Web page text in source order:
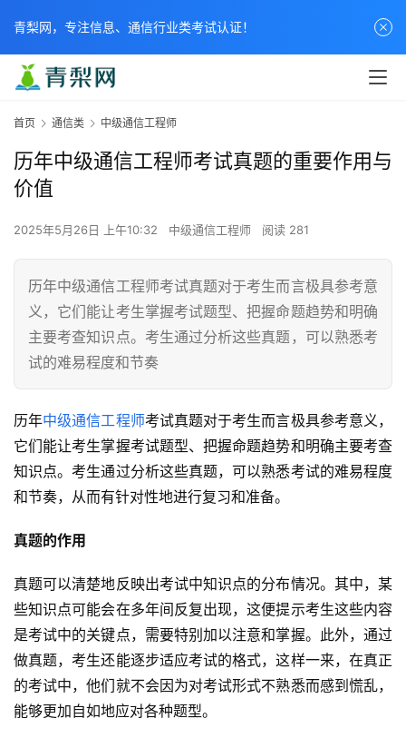
首页 通信类 中级通信工程师
历年中级通信工程师考试真题的重要作用与
价值
2025年5月26日 上午10:32 中级通信工程师 阅读 281
历年中级通信工程师考试真题对于考生而言极具参考意
义，它们能让考生掌握考试题型、把握命题趋势和明确
主要考查知识点。考生通过分析这些真题，可以熟悉考
试的难易程度和节奏
历年中级通信工程师考试真题对于考生而言极具参考意义，
它们能让考生掌握考试题型、把握命题趋势和明确主要考查
知识点。考生通过分析这些真题，可以熟悉考试的难易程度
和节奏，从而有针对性地进行复习和准备。
真题的作用
真题可以清楚地反映出考试中知识点的分布情况。其中，某
些知识点可能会在多年间反复出现，这便提示考生这些内容
是考试中的关键点，需要特别加以注意和掌握。此外，通过
做真题，考生还能逐步适应考试的格式，这样一来，在真正
的考试中，他们就不会因为对考试形式不熟悉而感到慌乱，
能够更加自如地应对各种题型。
青梨网，专注信息、通信行业类考试认证！